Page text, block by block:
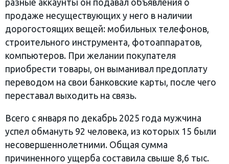
разные аккаунты он подавал объявления о
продаже несуществующих у него в наличии
дорогостоящих вещей: мобильных телефонов,
строительного инструмента, фотоаппаратов,
компьютеров. При желании покупателя
приобрести товары, он выманивал предоплату
переводом на свои банковские карты, после чего
переставал выходить на связь.
Всего с января по декабрь 2025 года мужчина
успел обмануть 92 человека, из которых 15 были
несовершеннолетними. Общая сумма
причиненного ущерба составила свыше 8,6 тыс.